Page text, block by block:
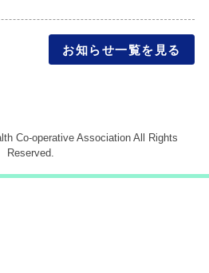
お知らせ一覧を見る
Co-operative Association All Rights
Reserved.